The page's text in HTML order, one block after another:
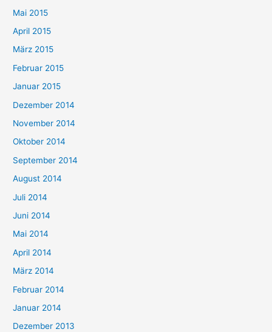
Mai 2015
April 2015
März 2015
Februar 2015
Januar 2015
Dezember 2014
November 2014
Oktober 2014
September 2014
August 2014
Juli 2014
Juni 2014
Mai 2014
April 2014
März 2014
Februar 2014
Januar 2014
Dezember 2013